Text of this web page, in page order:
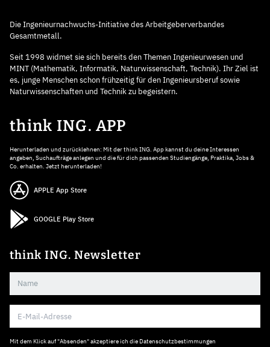
Die Ingenieurnachwuchs-Initiative des Arbeitgeberverbandes
Gesamtmetall.
Seit 1998 widmet sie sich bereits den Themen Ingenieurwesen und
MINT (Mathematik, Informatik, Naturwissenschaft, Technik). Ihr Ziel ist
es, junge Menschen schon frühzeitig für den Ingenieursberuf sowie
Naturwissenschaften und Technik zu begeistern.
think ING. APP
Herunterladen und zurücklehnen: Mit der think ING. App kannst du deine Interessen
angeben, Suchaufträge anlegen und die für dich passenden Studiengänge, Praktika, Jobs &
Co. erhalten. Jetzt herunterladen!
APPLE App Store
GOOGLE Play Store
think ING. Newsletter
Mit dem Klick auf "Absenden" akzeptiere ich die Datenschutzbestimmungen